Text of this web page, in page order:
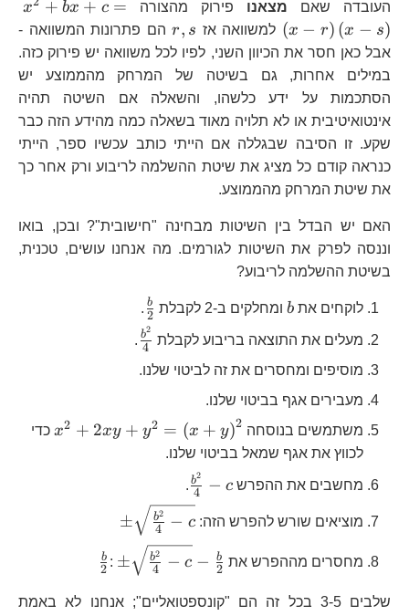
העובדה שאם מצאנו פירוק מהצורה x + bx + c =
(x − r) (x − s) למשוואה אז
r,s
r, s
הם פתרונות המשוואה -
אבל כאן חסר את הכיוון השני, לפיו לכל משוואה יש פירוק כזה.
במילים אחרות, גם בשיטה של המרחק מהממוצע יש
הסתכמות על ידע כלשהו, והשאלה אם השיטה תהיה
אינטואיטיבית או לא תלויה מאוד בשאלה כמה מהידע הזה כבר
שקע. זו הסיבה שבגללה אם הייתי כותב עכשיו ספר, הייתי
כנראה קודם כל מציג את שיטת ההשלמה לריבוע ורק אחר כך
את שיטת המרחק מהממוצע.
האם יש הבדל בין השיטות מבחינה "חישובית"? ובכן, בואו
וננסה לפרק את השיטות לגורמים. מה אנחנו עושים, טכנית,
בשיטת ההשלמה לריבוע?
לוקחים את b ומחלקים ב-2 לקבלת
\frac{b}
2
b
.
מעלים את התוצאה בריבוע לקבלת
\frac{b^{2}}
4
b2
.
מוסיפים ומחסרים את זה לביטוי שלנו.
מעבירים אגף בביטוי שלנו.
משתמשים בנוסחה
x2 + 2xy + y2 = (x + y)2
כדי
לכווץ את אגף שמאל בביטוי שלנו.
מחשבים את ההפרש
\frac{b^{2}}
4
b2 − c
.
מוציאים שורש להפרש הזה: ± 4
b2 − c
מחסרים מההפרש את
\frac{b}
2
b : ± 4
b2 − c − 2
b
שלבים 3-5 בכל זה הם "קונספטואליים"; אנחנו לא באמת